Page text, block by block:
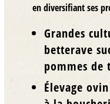
en diversifiant ses
Grandes
betterave
pommes de
Élevage ovin